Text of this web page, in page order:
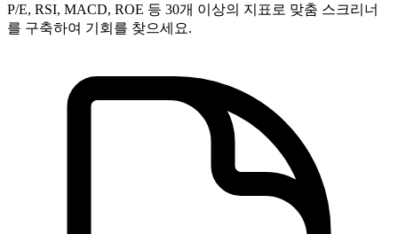
P/E, RSI, MACD, ROE 등 30개 이상의 지표로 맞춤 스크리너
를 구축하여 기회를 찾으세요.